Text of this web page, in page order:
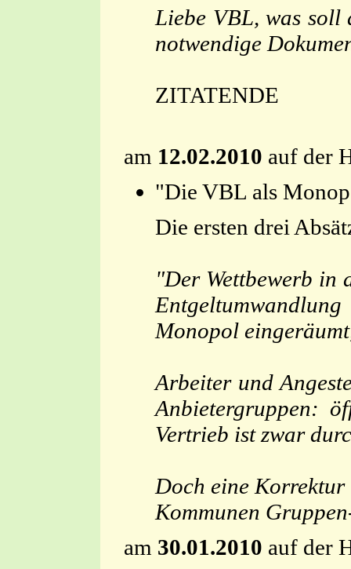
Liebe VBL, was soll
notwendige
ZITATENDE
am 12.02.2010 auf der
"Die VBL als
Die ersten drei
"Der Wettbewerb in
Monopol
Arbeiter und
Anbietergruppen:
Vertrieb ist zwar
Doch eine
Kommunen
am 30.01.2010 auf der